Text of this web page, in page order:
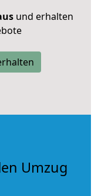
und erhalten
Umzug